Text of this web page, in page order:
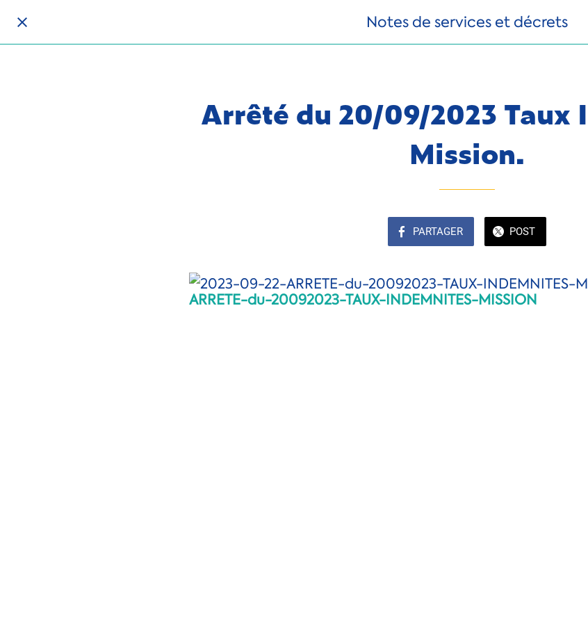
Notes de services et décrets
Arrêté du 20/09/2023 Taux
Mission.
PARTAGER POST
ARRETE-du-20092023-TAUX-INDEMNITES-MISSION